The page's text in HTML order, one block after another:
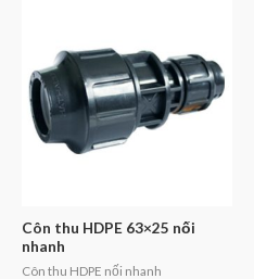
Côn thu HDPE 63×25 nối
nhanh
Côn thu HDPE nối nhanh